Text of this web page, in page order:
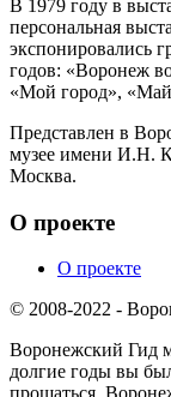
В 1979 году в
персональная
экспонировались
годов: «Воронеж
«Мой город»,
Представлен в
музее имени И.Н.
Москва.
О проекте
О проекте
© 2008-2022 -
Воронежский Гид
долгие годы вы